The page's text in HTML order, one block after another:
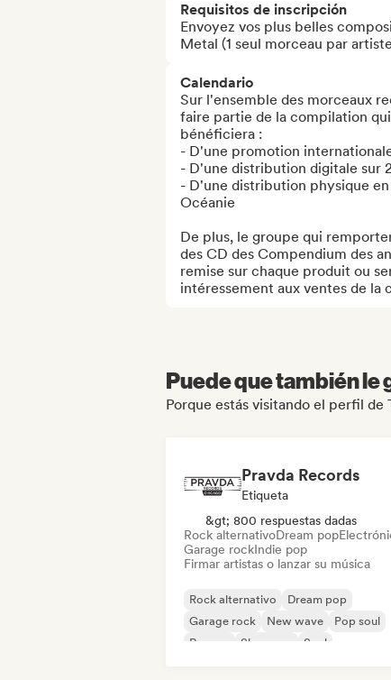
Requisitos de inscripción
Envoyez vos plus belles
Metal (1 seul morceau par
Calendario
Sur l'ensemble des morceaux
faire partie de la compilation
bénéficiera :
- D'une promotion
- D'une distribution digitale sur
- D'une distribution physique en
Océanie
De plus, le groupe qui
des CD des Compendium des
remise sur chaque produit ou
intéressement aux ventes de la
Puede que también
Porque estás visitando el perfil
Pravda Records
Etiqueta
&gt; 800 respuestas dadas
Rock alternativoDream pop
Garage rockIndie pop
Firmar artistas o lanzar su música
Rock alternativo
Dream pop
Garage rock
New wave
Pop soul
Reggae
Shoegaze Soul